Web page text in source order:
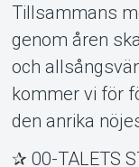
Tillsammans
genom åren
och
kommer vi för
den anrika
✰ 00-TALETS